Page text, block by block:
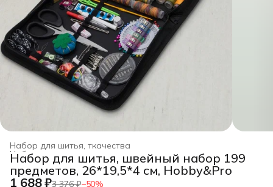
Набор для шитья, ткачества
Набор для рукоделия, творчества
Хобби и творчество ›
Главная ›
Набор для шитья, швейный набор 199
предметов, 26*19,5*4 см, Hobby&Pro
1 688 ₽3 376 ₽−50%